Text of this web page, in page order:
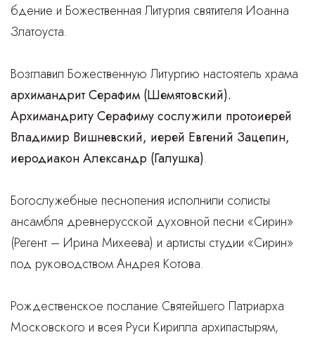
бдение и Божественная Литургия святителя Иоанна
Златоуста.
Возглавил Божественную Литургию настоятель храма
архимандрит Серафим (Шемятовский).
Архимандриту Серафиму сослужили протоиерей
Владимир Вишневский, иерей Евгений Зацепин,
иеродиакон Александр (Галушка).
Богослужебные песнопения исполнили солисты
ансамбля древнерусской духовной песни «Сирин»
(Регент – Ирина Михеева) и артисты студии «Сирин»
под руководством Андрея Котова.
Рождественское послание Святейшего Патриарха
Московского и всея Руси Кирилла архипастырям,